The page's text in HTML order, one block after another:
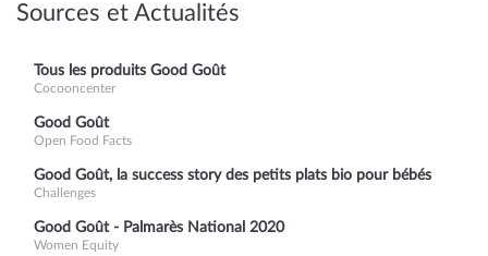
Sources et Actualités
Tous les produits Good Goût
Cocooncenter
Good Goût
Open Food Facts
Good Goût, la success story des petits plats bio pour bébés
Challenges
Good Goût - Palmarès National 2020
Women Equity